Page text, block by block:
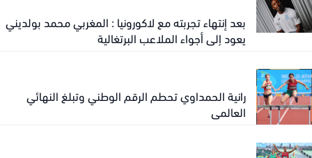
بعد إنتهاء تجربته مع لاكورونيا : المغربي محمد بولديني
يعود إلى أجواء الملاعب البرتغالية
رانية الحمداوي تحطم الرقم الوطني وتبلغ النهائي
العالمي